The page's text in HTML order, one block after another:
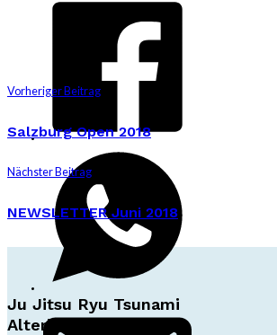
Vorheriger Beitrag
Salzburg Open 2018
Nächster Beitrag
NEWSLETTER Juni 2018
Ju Jitsu Ryu Tsunami
Alterlaa